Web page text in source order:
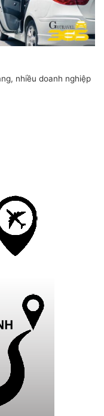
nhiều doanh nghiệp